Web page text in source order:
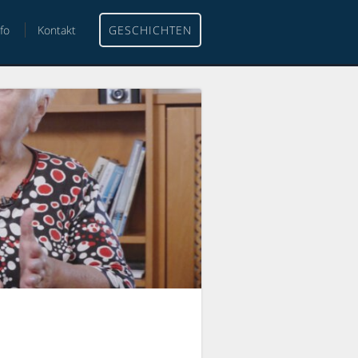
Kontakt GESCHICHTEN